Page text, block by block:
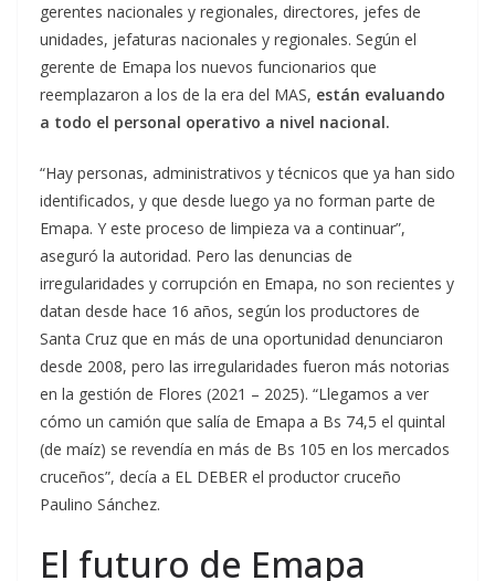
gerentes nacionales y regionales, directores, jefes de
unidades, jefaturas nacionales y regionales. Según el
gerente de Emapa los nuevos funcionarios que
reemplazaron a los de la era del MAS, están evaluando
a todo el personal operativo a nivel nacional.
“Hay personas, administrativos y técnicos que ya han sido
identificados, y que desde luego ya no forman parte de
Emapa. Y este proceso de limpieza va a continuar”,
aseguró la autoridad. Pero las denuncias de
irregularidades y corrupción en Emapa, no son recientes y
datan desde hace 16 años, según los productores de
Santa Cruz que en más de una oportunidad denunciaron
desde 2008, pero las irregularidades fueron más notorias
en la gestión de Flores (2021 – 2025). “Llegamos a ver
cómo un camión que salía de Emapa a Bs 74,5 el quintal
(de maíz) se revendía en más de Bs 105 en los mercados
cruceños”, decía a EL DEBER el productor cruceño
Paulino Sánchez.
El futuro de Emapa